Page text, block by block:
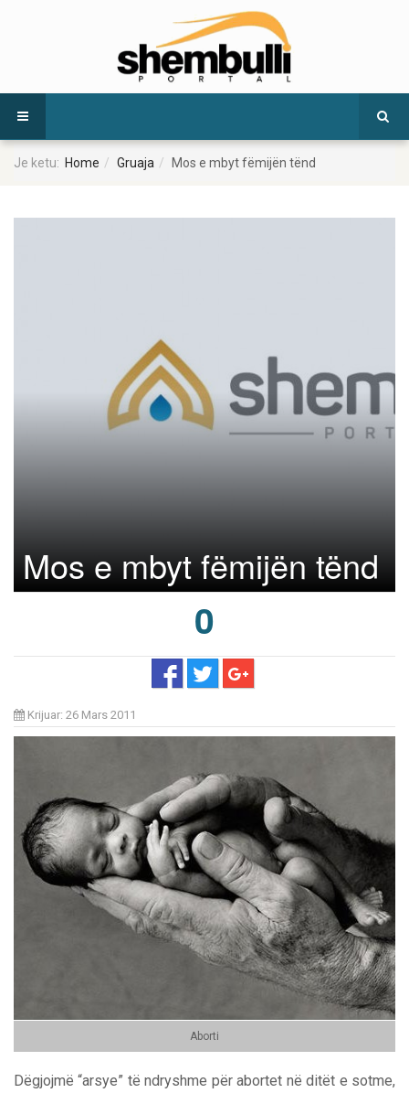
Je ketu: Home Gruaja Mos e mbyt fëmijën tënd
Mos e mbyt fëmijën tënd
0
Krijuar: 26 Mars 2011
Aborti
Dëgjojmë “arsye” të ndryshme për abortet në ditët e sotme,